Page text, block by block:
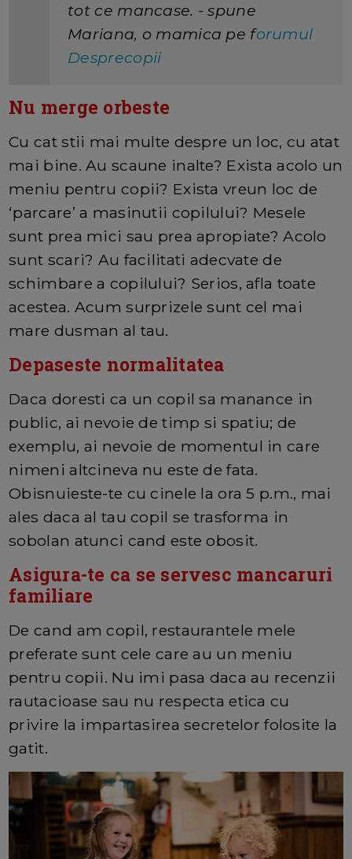
tot ce mancase. - spune
Mariana, o mamica pe forumul
Desprecopii
Nu merge orbeste
Cu cat stii mai multe despre un loc, cu atat
mai bine. Au scaune inalte? Exista acolo un
meniu pentru copii? Exista vreun loc de
‘parcare’ a masinutii copilului? Mesele
sunt prea mici sau prea apropiate? Acolo
sunt scari? Au facilitati adecvate de
schimbare a copilului? Serios, afla toate
acestea. Acum surprizele sunt cel mai
mare dusman al tau.
Depaseste normalitatea
Daca doresti ca un copil sa manance in
public, ai nevoie de timp si spatiu; de
exemplu, ai nevoie de momentul in care
nimeni altcineva nu este de fata.
Obisnuieste-te cu cinele la ora 5 p.m., mai
ales daca al tau copil se trasforma in
sobolan atunci cand este obosit.
Asigura-te ca se servesc mancaruri
familiare
De cand am copil, restaurantele mele
preferate sunt cele care au un meniu
pentru copii. Nu imi pasa daca au recenzii
rautacioase sau nu respecta etica cu
privire la impartasirea secretelor folosite la
gatit.